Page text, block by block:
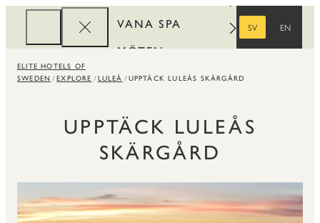
VANA SPA
MÖTEN
FÖRETAG
SV
EN
ELITE HOTELS OF
SWEDEN
EXPLORE LULEÅ UPPTÄCK LULEÅS SKÄRGÅRD
UPPTÄCK LULEÅS
SKÄRGÅRD